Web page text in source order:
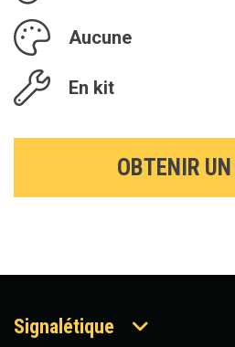
Aucune
En kit
OBTENIR
Signalétique